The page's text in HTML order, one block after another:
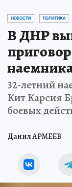
НОВОСТИ ПОЛИТИКА
В ДНР
32-летний
Кит Карсия
боевых
Данил АРМЕЕВ